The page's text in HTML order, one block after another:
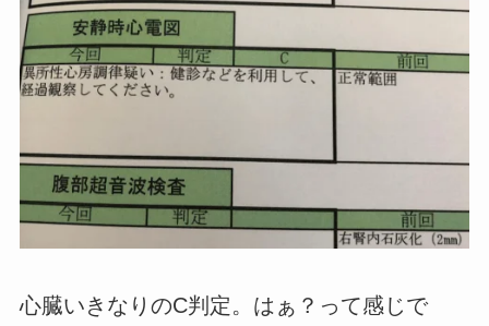
心臓いきなりのC判定。はぁ？って感じで